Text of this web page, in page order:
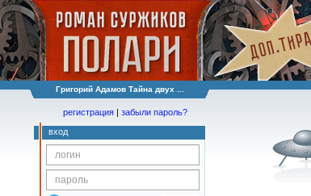
Григорий Адамов Тайна двух ...
регистрация | забыли пароль?
вход